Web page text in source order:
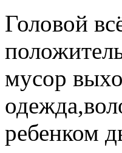
Головой
мусор
ребенком